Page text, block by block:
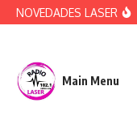
Saltar al contenido
NOVEDADES LASER
ATE
Main Menu